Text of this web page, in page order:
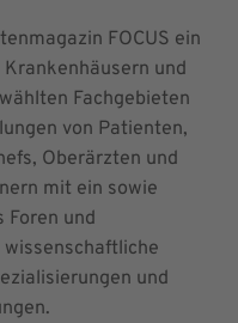
FOCUS ein
und
Fachgebieten
von Patienten,
Oberärzten und
mit ein sowie
Foren und
und